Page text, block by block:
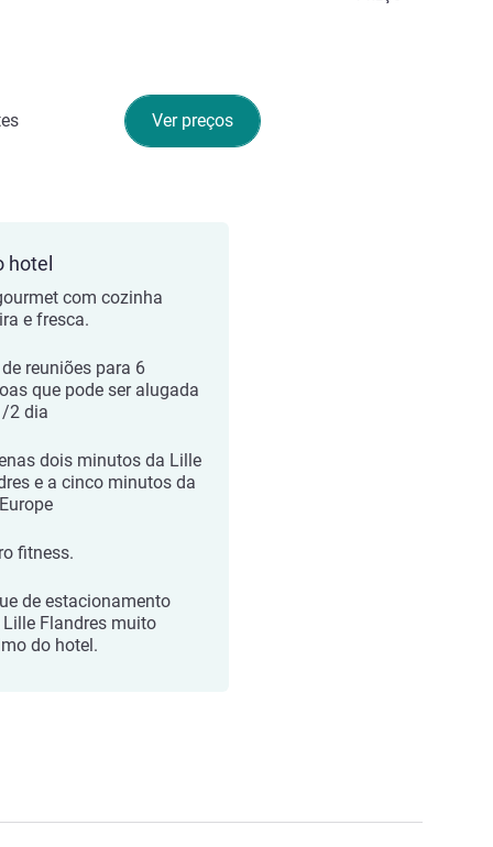
Ver preços
hotel
com cozinha
e fresca.
reuniões para 6
que pode ser alugada
2 dia
dois minutos da Lille
e a cinco minutos da
fitness.
de estacionamento
Lille Flandres muito
do hotel.